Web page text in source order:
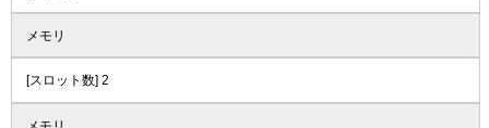
メモリ
[スロット数] 2